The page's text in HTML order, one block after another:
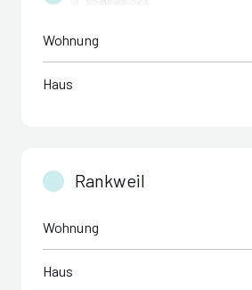
Wohnung
Haus
Rankweil
Wohnung
Haus